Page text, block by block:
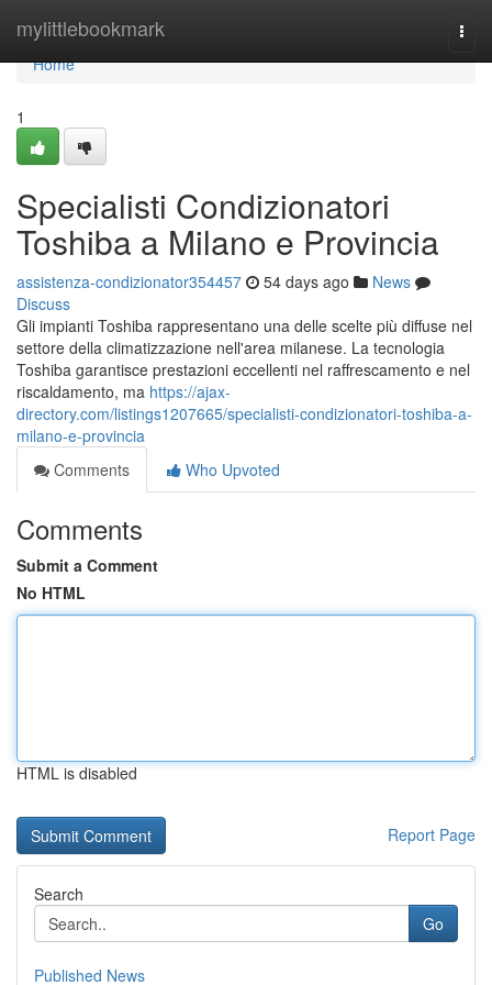
mylittlebookmark
Home
Home
1
Specialisti Condizionatori
Toshiba a Milano e Provincia
assistenza-condizionator354457 54 days ago
News
Discuss
Gli impianti Toshiba rappresentano una delle scelte più diffuse nel
settore della climatizzazione nell'area milanese. La tecnologia
Toshiba garantisce prestazioni eccellenti nel raffrescamento e nel
riscaldamento, ma https://ajax-
directory.com/listings1207665/specialisti-condizionatori-toshiba-a-
milano-e-provincia
Comments
Who Upvoted
Comments
Submit a Comment
No HTML
HTML is disabled
Report Page
Search
Go
Published News